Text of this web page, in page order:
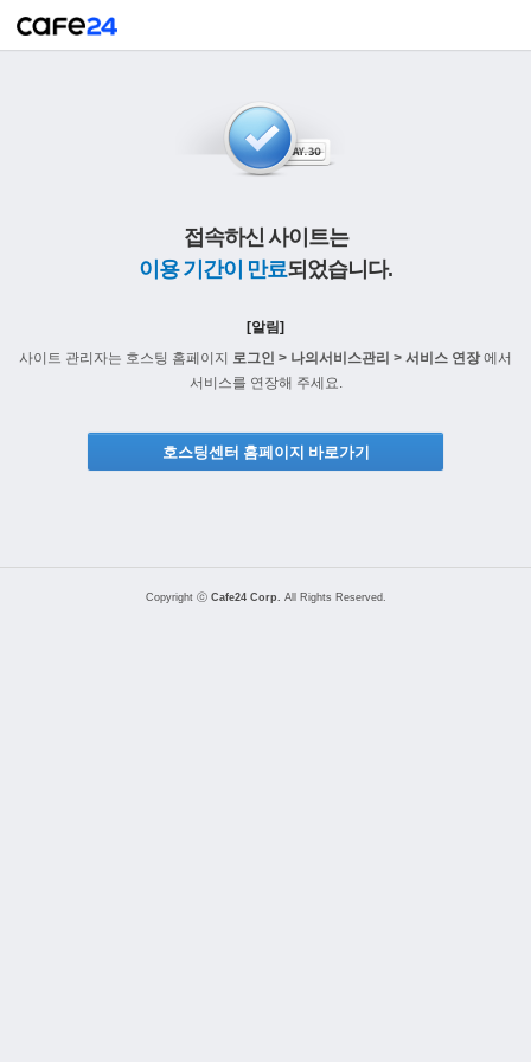
접속하신 사이트는
이용 기간이 만료되었습니다.
[알림]
사이트 관리자는 호스팅 홈페이지 로그인 > 나의서비스관리 > 서비스 연장에서
서비스를 연장해 주세요.
호스팅센터 홈페이지 바로가기
Copyright ⓒ Cafe24 Corp. All Rights Reserved.